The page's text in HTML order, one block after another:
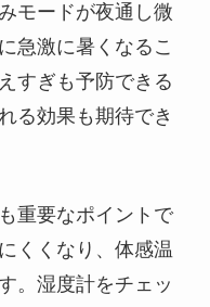
モードが夜通し微
急激に暑くなるこ
すぎも予防できる
る効果も期待でき
重要なポイントで
くくなり、体感温
。湿度計をチェッ